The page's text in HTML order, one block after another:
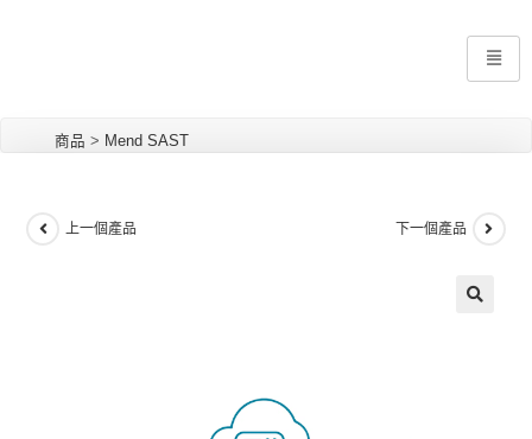
商品 > Mend SAST
上一個產品 下一個產品